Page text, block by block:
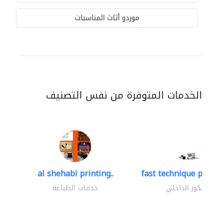
موردو أثاث المناسبات
الخدمات المتوفرة من نفس التصنيف
al shehabi printing..
خدمات الطباعة
fast technique pre-
الديكور الداخلي